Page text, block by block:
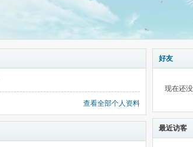
查看全部个人资料
好友
现在还
最近访客